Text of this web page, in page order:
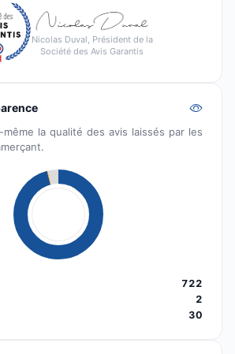
Nicolas Duval, Président de la
Société des Avis Garantis
même la qualité des avis laissés par les
722
2
30